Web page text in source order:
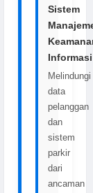
Sistem
Informasi
Melindungi
data
pelanggan
dan
sistem
parkir
dari
ancaman